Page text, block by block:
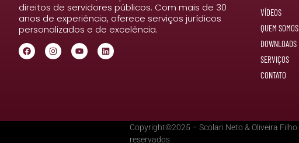
direitos de servidores públicos. Com mais de 30
anos de experiência, oferece serviços jurídicos
personalizados e de excelência.
VÍDEOS
QUEM SOMOS
DOWNLOADS
SERVIÇOS
CONTATO
Copyright©2025 – Scolari Neto & Oliveira
reservados